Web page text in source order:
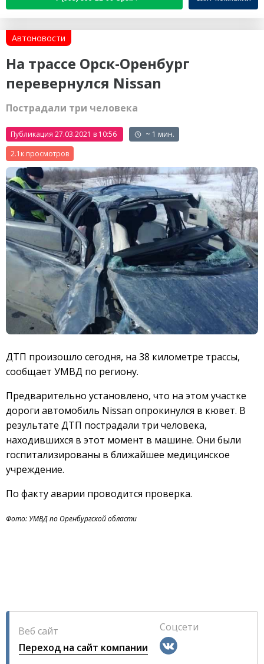
Автоновости
На трассе Орск-Оренбург
перевернулся Nissan
Пострадали три человека
Публикация 27.03.2021 в 10:56
~ 1 мин.
2.1к
ДТП произошло сегодня, на 38 километре трассы,
сообщает УМВД по региону.
Предварительно установлено, что на этом участке
дороги автомобиль Nissan опрокинулся в кювет. В
результате ДТП пострадали три человека,
находившихся в этот момент в машине. Они были
госпитализированы в ближайшее медицинское
учреждение.
По факту аварии проводится проверка.
Фото: УМВД по Оренбургской области
Веб сайт
Переход на сайт компании
Соцсети